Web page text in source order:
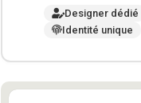
Designer dédié
Identité unique